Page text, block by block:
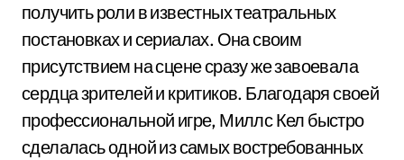
получить роли в известных театральных
постановках и сериалах. Она своим
присутствием на сцене сразу же завоевала
сердца зрителей и критиков. Благодаря своей
профессиональной игре, Миллс Кел быстро
сделалась одной из самых востребованных